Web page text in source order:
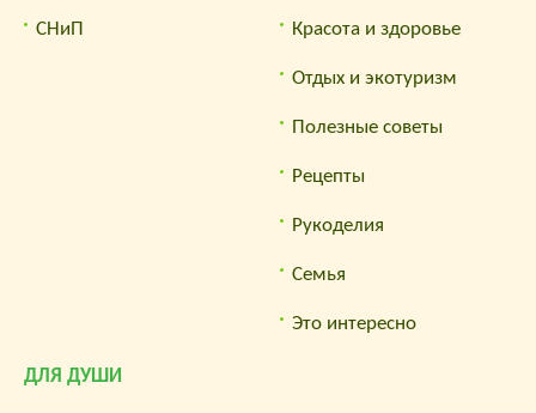
СНиП Красота и здоровье
Отдых и экотуризм
Полезные советы
Рецепты
Рукоделия
Семья
Это интересно
ДЛЯ ДУШИ